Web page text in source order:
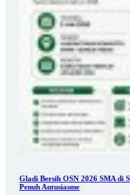
Gladi Bersih OSN 2026 SMA di
Penuh Antusiasme